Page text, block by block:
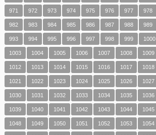
971 972 973 974 975 976 977 978
982 983 984 985 986 987 988 989
993 994 995 996 997 998 999 1000
1003 1004 1005 1006 1007 1008 1009
1012 1013 1014 1015 1016 1017 1018
1021 1022 1023 1024 1025 1026 1027
1030 1031 1032 1033 1034 1035 1036
1039 1040 1041 1042 1043 1044 1045
1048 1049 1050 1051 1052 1053 1054